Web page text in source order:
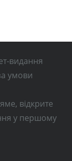
видання
умови
відкрите
у першому